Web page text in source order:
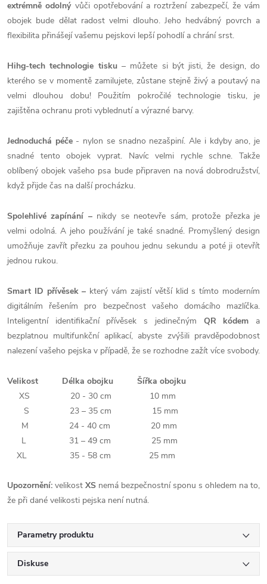
extrémně odolnývůči opotřebování a roztržení zabezpečí, že vám
obojek bude dělat radost velmi dlouho. Jeho hedvábný povrch a
flexibilita přinášejí vašemu pejskovi lepší pohodlí a chrání srst.
Hihg-tech technologie tisku– můžete si být jisti, že design, do
kterého se v momentě zamilujete, zůstane stejně živý a poutavý na
velmi dlouhou dobu! Použitím pokročilé technologie tisku, je
zajištěna ochranu proti vyblednutí a výrazné barvy.
Jednoduchá péče- nylon se snadno nezašpiní. Ale i kdyby ano, je
snadné tento obojek vyprat. Navíc velmi rychle schne. Takže
oblíbený obojek vašeho psa bude připraven na nová dobrodružství,
když přijde čas na další procházku.
Spolehlivé zapínání –nikdy se neotevře sám, protože přezka je
velmi odolná. A jeho používání je také snadné. Promyšlený design
umožňuje zavřít přezku za pouhou jednu sekundu a poté ji otevřít
jednou rukou.
Smart ID přívěsek – který vám zajistí větší klid s tímto moderním
digitálním řešením pro bezpečnost vašeho domácího mazlíčka.
Inteligentní identifikační přívěsek s jedinečným QR kódem a
bezplatnou multifunkční aplikací, abyste zvýšili pravděpodobnost
nalezení vašeho pejska v případě, že se rozhodne zažít více svobody.
Velikost Délka obojku Šířka obojku
XS 20 - 30 cm 10 mm
S 23 – 35 cm 15 mm
M 24 - 40 cm 20 mm
L 31 – 49 cm 25 mm
XL 35 - 58 cm 25 mm
Upozornění: velikost XS nemá bezpečnostní sponu s ohledem na to,
že při dané velikosti pejska není nutná.
Parametry produktu
Diskuse